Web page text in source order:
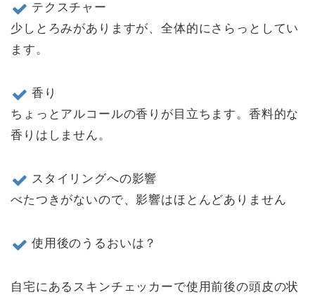
テクスチャー
少しとろみがありますが、全体的にさらっとしてい
ます。
香り
ちょっとアルコールの香りが目立ちます。香料的な
香りはしません。
スタイリングへの影響
べたつきがないので、影響はほとんどありません
使用後のうるおいは？
自宅にあるスキンチェッカーで使用前後の頭皮の状